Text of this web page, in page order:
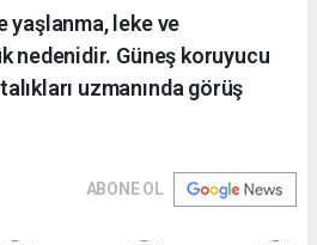
yaşlanma, leke ve
nedenidir. Güneş koruyucu
uzmanında görüş
ABONE OL